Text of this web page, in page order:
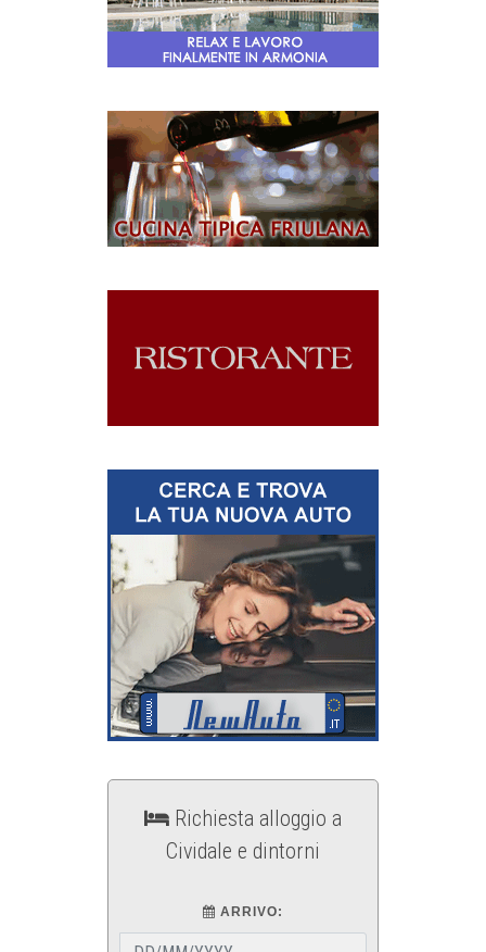
Richiesta alloggio a
Cividale e dintorni
ARRIVO: